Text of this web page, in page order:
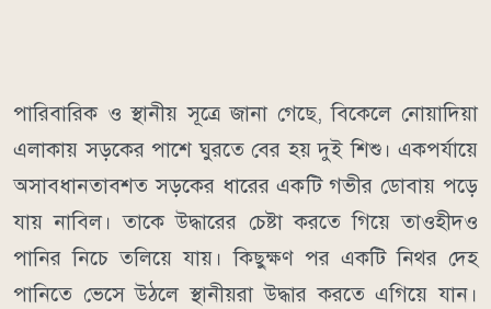
পারিবারিক ও স্থানীয় সূত্রে জানা গেছে, বিকেলে নোয়াদিয়া
এলাকায় সড়কের পাশে ঘুরতে বের হয় দুই শিশু। একপর্যায়ে
অসাবধানতাবশত সড়কের ধারের একটি গভীর ডোবায় পড়ে
যায় নাবিল। তাকে উদ্ধারের চেষ্টা করতে গিয়ে তাওহীদও
পানির নিচে তলিয়ে যায়। কিছুক্ষণ পর একটি নিথর দেহ
পানিতে ভেসে উঠলে স্থানীয়রা উদ্ধার করতে এগিয়ে যান।